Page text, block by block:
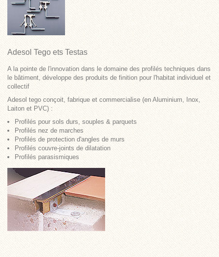
Adesol Tego ets Testas
A la pointe de l'innovation dans le domaine des profilés techniques dans
le bâtiment, développe des produits de finition pour l'habitat individuel et
collectif
Adesol tego conçoit, fabrique et commercialise (en Aluminium, Inox,
Laiton et PVC) :
Profilés pour sols durs, souples & parquets
Profilés nez de marches
Profilés de protection d'angles de murs
Profilés couvre-joints de dilatation
Profilés parasismiques